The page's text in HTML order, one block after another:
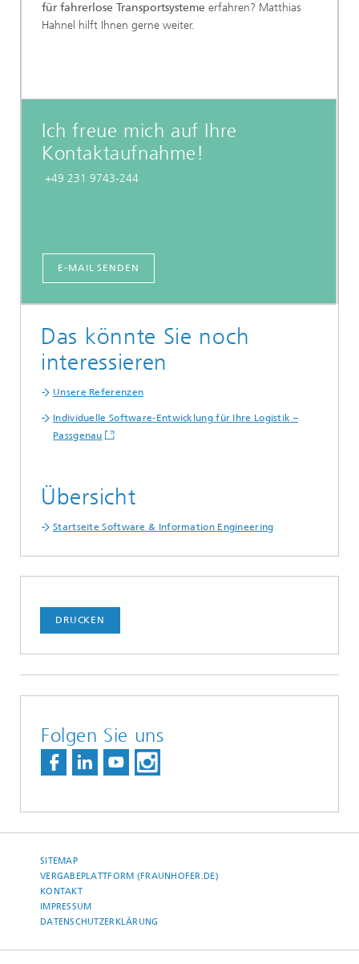
für fahrerlose Transportsysteme erfahren? Matthias
Hahnel hilft Ihnen gerne weiter.
Ich freue mich auf Ihre
Kontaktaufnahme!
+49 231 9743-244
E-MAIL SENDEN
Das könnte Sie noch
interessieren
Unsere Referenzen
Individuelle Software-Entwicklung für Ihre Logistik –
Passgenau
Übersicht
Startseite Software & Information Engineering
DRUCKEN
Folgen Sie uns
SITEMAP
VERGABEPLATTFORM (FRAUNHOFER.DE)
KONTAKT
IMPRESSUM
DATENSCHUTZERKLÄRUNG